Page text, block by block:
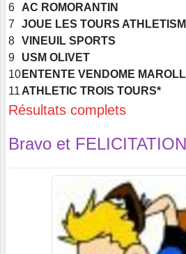
6
AC ROMORANTIN
7
JOUE LES TOURS
8 VINEUIL SPORTS
9
USM OLIVET
10 ENTENTE VENDOME
11 ATHLETIC TROIS TOURS*
Résultats complets
Bravo et